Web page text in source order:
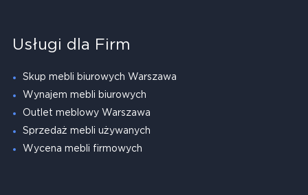
Usługi dla Firm
Skup mebli biurowych Warszawa
Wynajem mebli biurowych
Outlet meblowy Warszawa
Sprzedaż mebli używanych
Wycena mebli firmowych